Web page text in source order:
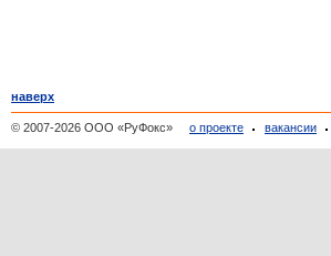
наверх
© 2007-2026 ООО «РуФокс» о проекте вакансии